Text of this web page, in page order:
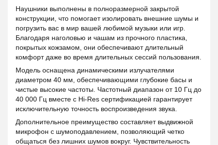
Наушники выполнены в полноразмерной закрытой
конструкции, что помогает изолировать внешние шумы и
погрузить вас в мир вашей любимой музыки или игр.
Благодаря наголовью и чашам из прочного пластика,
покрытых кожзамом, они обеспечивают длительный
комфорт даже во время длительных сессий пользования.
Модель оснащена динамическими излучателями
диаметром 40 мм, обеспечивающими глубокие басы и
чистые высокие частоты. Частотный диапазон от 10 Гц до
40 000 Гц вместе с Hi-Res сертификацией гарантирует
исключительную точность воспроизведения звука.
Дополнительное преимущество составляет выдвижной
микрофон с шумоподавлением, позволяющий четко
общаться без лишних шумов вокруг. Чувствительность